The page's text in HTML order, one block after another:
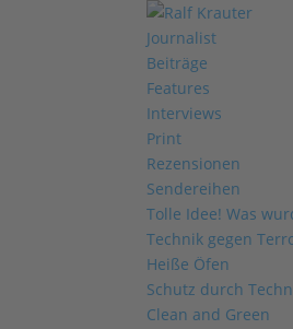
Journalist
Beiträge
Features
Interviews
Print
Rezensionen
Sendereihen
Tolle Idee! Was
Technik gegen
Heiße Öfen
Schutz durch
Clean and Green